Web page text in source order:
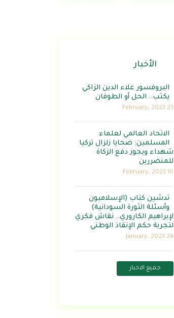
الأخبار
البروفسور علاء الدين الزاكي
يكتب.. الحل أو الطوفان
23 February، 2023
الاتحاد العالمي لعلماء
المسلمين: ضحايا زلزال تركيا
شهداء ويجوز دفع الزكاة
للمنضررين
10 February، 2023
تدشين كتاب (الإسلاميون
وأسئلة الثورة السودانية)
لإبراهيم الكاروري.. نقاش فكري
لتجربة حكم الإنقاذ الوطني
24 January، 2023
جميع الاخبار